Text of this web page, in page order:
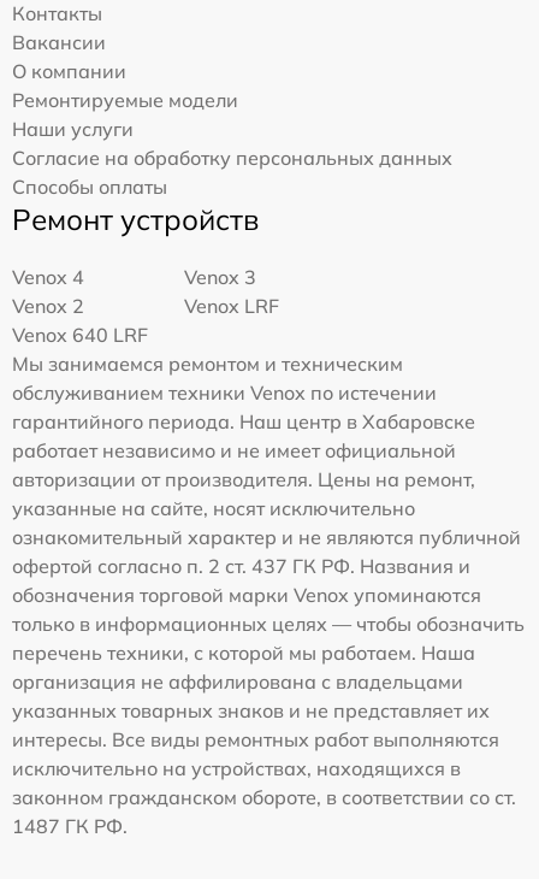
Контакты
Вакансии
О компании
Ремонтируемые модели
Наши услуги
Согласие на обработку персональных данных
Способы оплаты
Ремонт устройств
Venox 4
Venox 3
Venox 2
Venox LRF
Venox 640 LRF
Мы занимаемся ремонтом и техническим
обслуживанием техники Venox по истечении
гарантийного периода. Наш центр в Хабаровске
работает независимо и не имеет официальной
авторизации от производителя. Цены на ремонт,
указанные на сайте, носят исключительно
ознакомительный характер и не являются публичной
офертой согласно п. 2 ст. 437 ГК РФ. Названия и
обозначения торговой марки Venox упоминаются
только в информационных целях — чтобы обозначить
перечень техники, с которой мы работаем. Наша
организация не аффилирована с владельцами
указанных товарных знаков и не представляет их
интересы. Все виды ремонтных работ выполняются
исключительно на устройствах, находящихся в
законном гражданском обороте, в соответствии со ст.
1487 ГК РФ.